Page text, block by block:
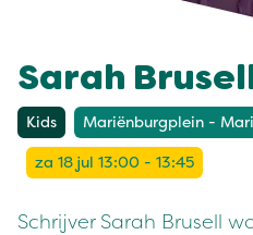
Sarah
Kids Mariënburgplein -
za 18 jul 13:00 - 13:45
Schrijver Sarah Brusell